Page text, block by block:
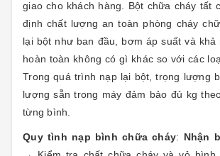
giao cho khách hàng. Bột chữa cháy tất
định chất lượng an toàn phòng cháy
lại bột như ban đầu, bơm áp suất và khả
hoàn toàn không có gì khác so với các
Trong quá trình nạp lại bột, trọng lượng
lượng sẵn trong máy đảm bảo đủ kg
từng bình.
Quy tình nạp bình chữa cháy: Nhận